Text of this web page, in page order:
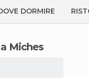
DORMIRE
Miches